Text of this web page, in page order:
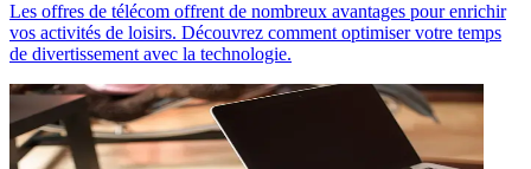
Les offres de télécom offrent de nombreux avantages pour enrichir
vos activités de loisirs. Découvrez comment optimiser votre temps
de divertissement avec la technologie.